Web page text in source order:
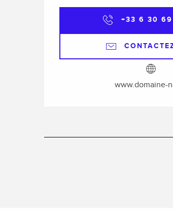
+33 6 30
www.domaine-